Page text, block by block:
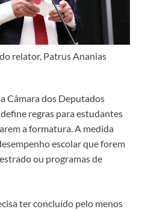
relator, Patrus Ananias
Câmara dos Deputados
regras para estudantes
a formatura. A medida
escolar que forem
ou programas de
ter concluído pelo menos